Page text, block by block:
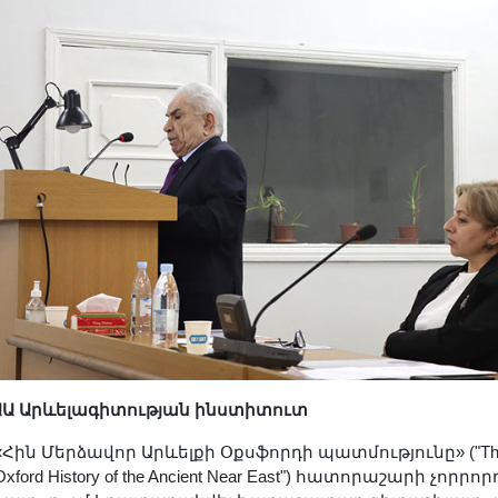
Արևելագիտության ինստիտուտ
Մերձավոր Արևելքի Օքսֆորդի պատմությունը»
History of the Ancient Near East") հատորաշարի